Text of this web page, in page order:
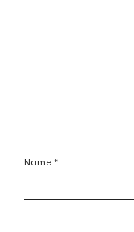
Name*